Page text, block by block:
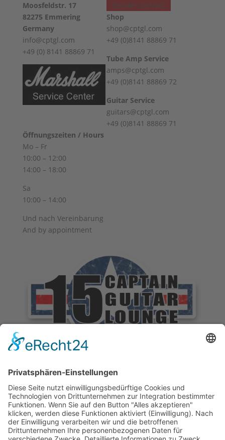
Moosfeldstr. 17
82275 Emmering
Germany
info@cptgl.com
+49 (0) 8141 88869 71
Revoke contract
Shop
shop@cptgl.com
+49 (0)8141 88869 71
Tube Amp Service
amps@cptgl.com
+49 (0)8141 88869 72
Guitar Service
guitars@cptgl.com
+49 (0)8141 88869 71
Öffnungszeiten / Hours
Mo – Fr
10:00 – 12:00
14:00 – 18:00
Sa
10:00 – 14:00
Und nach Vereinbarung
And by appointment
Allgemeine Geschäftsbedingungen
Widerruf
Zahlungsweisen
Versand & Lieferung
Impressum
Datenschutz